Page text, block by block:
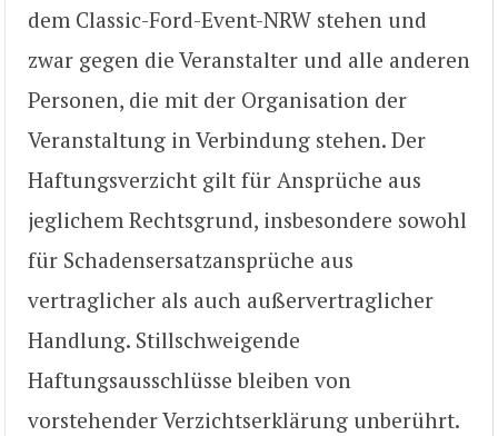
dem Classic-Ford-Event-NRW stehen und
zwar gegen die Veranstalter und alle anderen
Personen, die mit der Organisation der
Veranstaltung in Verbindung stehen. Der
Haftungsverzicht gilt für Ansprüche aus
jeglichem Rechtsgrund, insbesondere sowohl
für Schadensersatzansprüche aus
vertraglicher als auch außervertraglicher
Handlung. Stillschweigende
Haftungsausschlüsse bleiben von
vorstehender Verzichtserklärung unberührt.